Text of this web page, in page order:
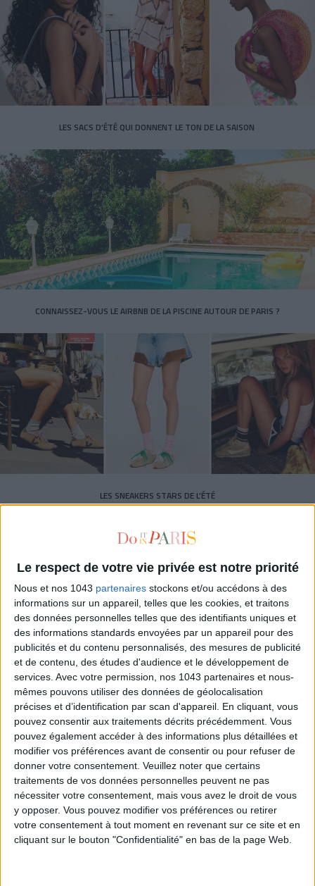
Le respect de votre vie privée est notre priorité
Nous et nos 1043 partenaires stockons et/ou accédons à des
informations sur un appareil, telles que les cookies, et traitons
des données personnelles telles que des identifiants uniques et
des informations standards envoyées par un appareil pour des
publicités et du contenu personnalisés, des mesures de publicité
et de contenu, des études d'audience et le développement de
services. Avec votre permission, nos 1043 partenaires et nous-
mêmes pouvons utiliser des données de géolocalisation
précises et d’identification par scan d'appareil. En cliquant, vous
pouvez consentir aux traitements décrits précédemment. Vous
pouvez également accéder à des informations plus détaillées et
modifier vos préférences avant de consentir ou pour refuser de
donner votre consentement. Veuillez noter que certains
traitements de vos données personnelles peuvent ne pas
nécessiter votre consentement, mais vous avez le droit de vous
y opposer. Vous pouvez modifier vos préférences ou retirer
votre consentement à tout moment en revenant sur ce site et en
cliquant sur le bouton "Confidentialité" en bas de la page Web.
LES SACS D’ÉTÉ QUI DONNENT LE TON DE LA SAISON
CONNAISSEZ-VOUS LE AIRBNB DE LA PISCINE AUTOUR DE PARIS ?
LES SNEAKERS STARS DE L’ÉTÉ
Inscrivez-vous à notre newsletter
S'INSCRIRE